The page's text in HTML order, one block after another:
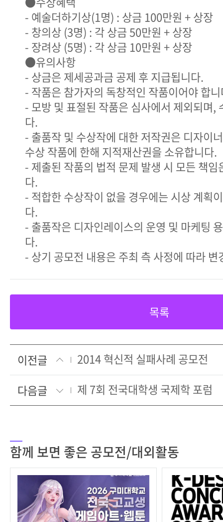
- 예술더하기상(1명) : 상금 100만원 + 상장
- 창의상 (3명) : 각 상금 50만원 + 상장
- 장려상 (5명) : 각 상금 10만원 + 상장
●유의사항
- 상금은 제세공과금 공제 후 지급됩니다.
- 작품은 참가자의 독창적인 작품이어야 합
- 모방 및 표절된 작품은 심사에서 제외되며,
다.
- 출품작 및 수상작에 대한 저작권은 디자이
수상 작품에 한해 지적재산권을 소유합니다.
- 제출된 작품의 법적 문제 발생 시 모든 책
다.
- 적합한 수상작이 없을 경우에는 시상 계획
다.
- 출품작은 디자인레이스의 운영 및 마케팅
다.
- 상기 공모전 내용은 주최 측 사정에 따라
목록
이전글
2014 혁신적 실패사례 공모전
다음글
제 7회 전국대학생 국제학 포럼
함께 보면 좋은 공모전/대외활동